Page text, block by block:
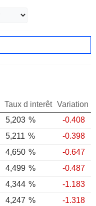
Taux d interêt Variation
5,203 %
-0.408
5,211 %
-0.398
4,650 %
-0.647
4,499 %
-0.487
4,344 %
-1.183
4,247 % -1.318